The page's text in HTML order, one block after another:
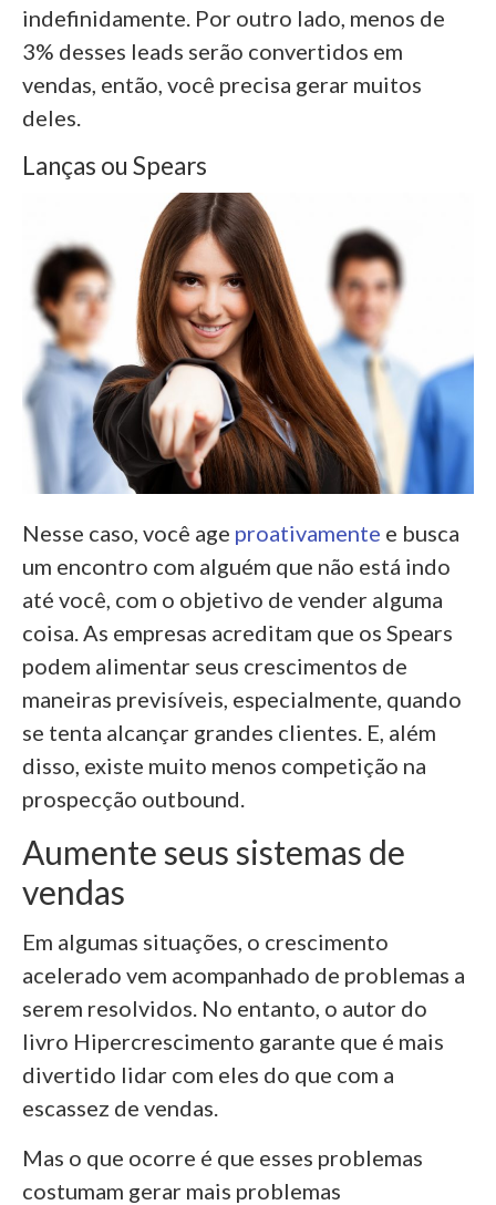
indefinidamente. Por outro lado, menos de
3% desses leads serão convertidos em
vendas, então, você precisa gerar muitos
deles.
Lanças ou Spears
Nesse caso, você age proativamente e busca
um encontro com alguém que não está indo
até você, com o objetivo de vender alguma
coisa. As empresas acreditam que os Spears
podem alimentar seus crescimentos de
maneiras previsíveis, especialmente, quando
se tenta alcançar grandes clientes. E, além
disso, existe muito menos competição na
prospecção outbound.
Aumente seus sistemas de
vendas
Em algumas situações, o crescimento
acelerado vem acompanhado de problemas a
serem resolvidos. No entanto, o autor do
livro Hipercrescimento garante que é mais
divertido lidar com eles do que com a
escassez de vendas.
Mas o que ocorre é que esses problemas
costumam gerar mais problemas